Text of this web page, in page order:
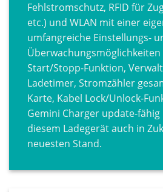
Fehlstromschutz, RFID für
etc.) und WLAN mit einer
umfangreiche Einstellungs-
Überwachungsmöglichkeiten
Start/Stopp-Funktion,
Ladetimer, Stromzähler
Karte, Kabel Lock/Unlock-
Gemini Charger update-
diesem Ladegerät auch in
neuesten Stand.